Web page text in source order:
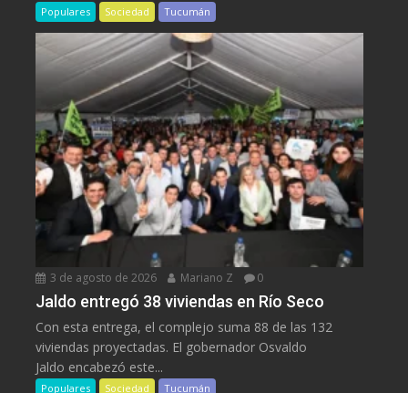
Populares Sociedad Tucumán
3 de agosto de 2026 Mariano Z 0
Jaldo entregó 38 viviendas en Río Seco
Con esta entrega, el complejo suma 88 de las 132
viviendas proyectadas. El gobernador Osvaldo
Jaldo encabezó este...
Populares Sociedad Tucumán